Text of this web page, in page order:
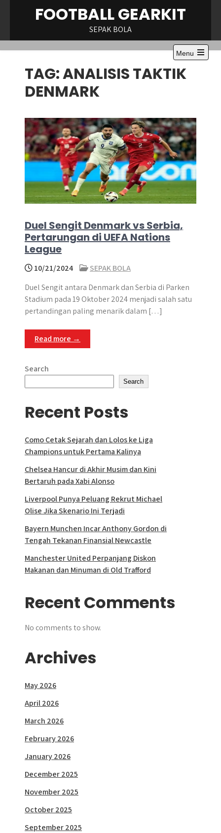
FOOTBALL GEARKIT
SEPAK BOLA
Menu
Open
TAG:ANALISIS TAKTIK
DENMARK
Duel Sengit Denmark vs Serbia,
Pertarungan di UEFA Nations
League
10/21/2024
SEPAK BOLA
Duel Sengit antara Denmark dan Serbia di Parken
Stadium pada 19 Oktober 2024 menjadi salah satu
pertandingan paling menarik dalam […]
Read more →
Search
Search
Recent Posts
Como Cetak Sejarah dan Lolos ke Liga
Champions untuk Pertama Kalinya
Chelsea Hancur di Akhir Musim dan Kini
Bertaruh pada Xabi Alonso
Liverpool Punya Peluang Rekrut Michael
Olise Jika Skenario Ini Terjadi
Bayern Munchen Incar Anthony Gordon di
Tengah Tekanan Finansial Newcastle
Manchester United Perpanjang Diskon
Makanan dan Minuman di Old Trafford
Recent Comments
No comments to show.
Archives
May 2026
April 2026
March 2026
February 2026
January 2026
December 2025
November 2025
October 2025
September 2025